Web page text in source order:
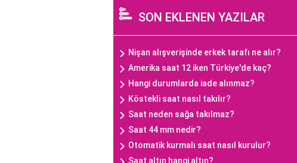
SON EKLENEN YAZILAR
Nişan alışverişinde erkek tarafı ne alır?
Amerika saat 12 iken Türkiye'de kaç?
Hangi durumlarda iade alınmaz?
Köstekli saat nasıl takılır?
Saat neden sağa takılmaz?
Saat 44 mm nedir?
Otomatik kurmalı saat nasıl kurulur?
Saat altın hangi altın?